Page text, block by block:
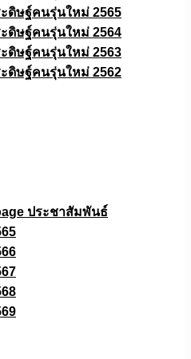
ะดิษฐ์คนรุ่นใหม่ 2565
ะดิษฐ์คนรุ่นใหม่ 2564
ะดิษฐ์คนรุ่นใหม่ 2563
ะดิษฐ์คนรุ่นใหม่ 2562
ประชาสัมพันธ์